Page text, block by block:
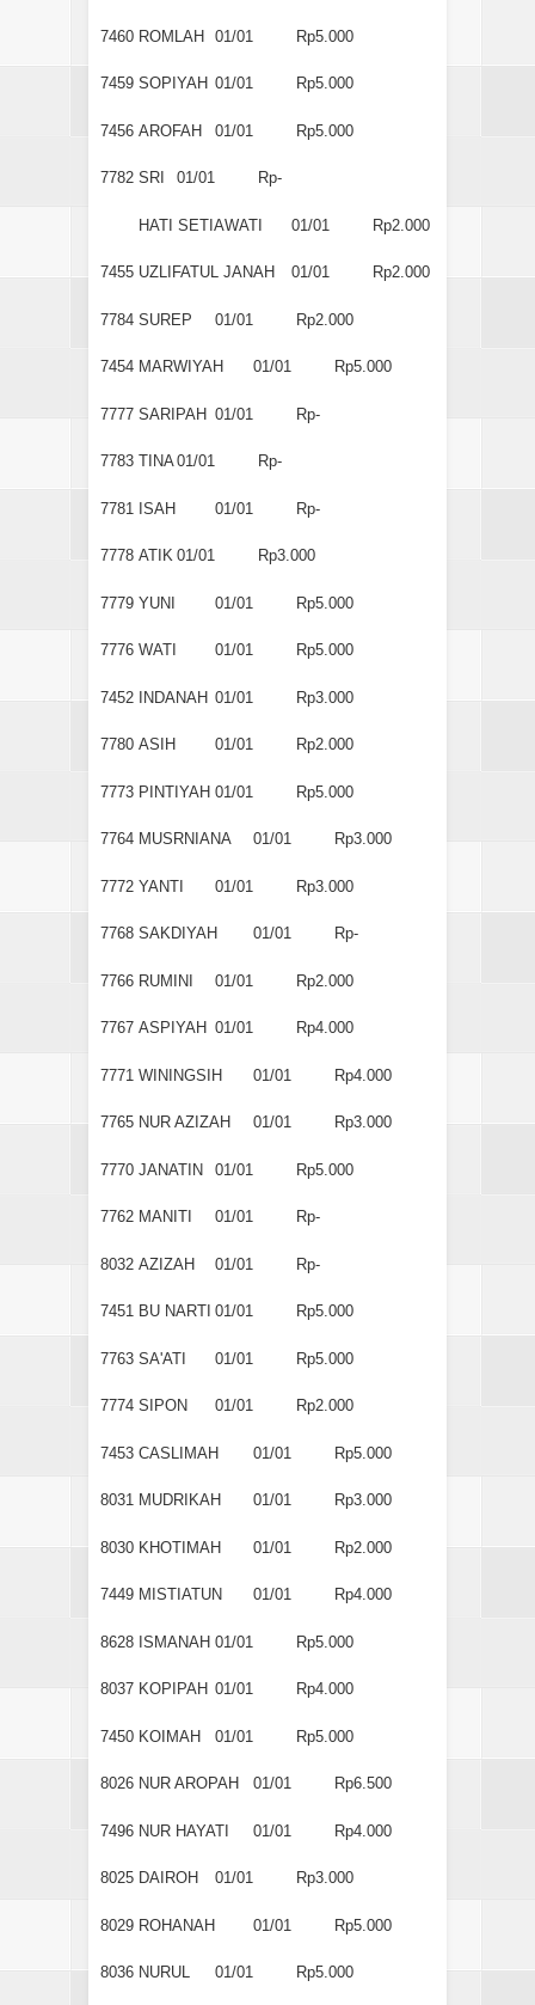
7460 ROMLAH 01/01 Rp5.000
7459 SOPIYAH 01/01 Rp5.000
7456 AROFAH 01/01 Rp5.000
7782 SRI 01/01 Rp-
HATI SETIAWATI 01/01 Rp2.000
7455 UZLIFATUL JANAH 01/01 Rp2.000
7784 SUREP 01/01 Rp2.000
7454 MARWIYAH 01/01 Rp5.000
7777 SARIPAH 01/01 Rp-
7783 TINA01/01 Rp-
7781 ISAH 01/01 Rp-
7778 ATIK 01/01 Rp3.000
7779 YUNI 01/01 Rp5.000
7776 WATI 01/01 Rp5.000
7452 INDANAH 01/01 Rp3.000
7780 ASIH 01/01 Rp2.000
7773 PINTIYAH 01/01 Rp5.000
7764 MUSRNIANA 01/01 Rp3.000
7772 YANTI 01/01 Rp3.000
7768 SAKDIYAH 01/01 Rp-
7766 RUMINI 01/01 Rp2.000
7767 ASPIYAH 01/01 Rp4.000
7771 WININGSIH 01/01 Rp4.000
7765 NUR AZIZAH 01/01 Rp3.000
7770 JANATIN 01/01 Rp5.000
7762 MANITI 01/01 Rp-
8032 AZIZAH 01/01 Rp-
7451 BU NARTI 01/01 Rp5.000
7763 SA'ATI 01/01 Rp5.000
7774 SIPON 01/01 Rp2.000
7453 CASLIMAH 01/01 Rp5.000
8031 MUDRIKAH 01/01 Rp3.000
8030 KHOTIMAH 01/01 Rp2.000
7449 MISTIATUN 01/01 Rp4.000
8628 ISMANAH 01/01 Rp5.000
8037 KOPIPAH 01/01 Rp4.000
7450 KOIMAH 01/01 Rp5.000
8026 NUR AROPAH 01/01 Rp6.500
7496 NUR HAYATI 01/01 Rp4.000
8025 DAIROH 01/01 Rp3.000
8029 ROHANAH 01/01 Rp5.000
8036 NURUL 01/01 Rp5.000